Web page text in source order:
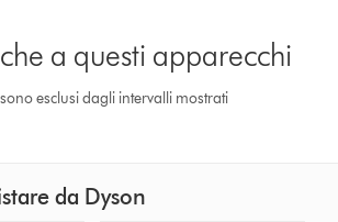
a questi apparecchi
esclusi dagli intervalli mostrati
da Dyson